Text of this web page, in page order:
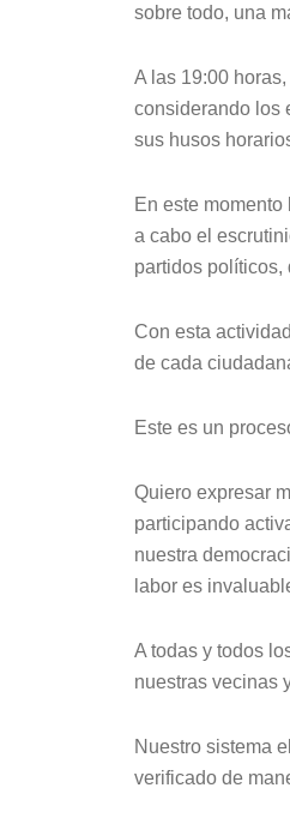
sobre todo, una
A las 19:00
considerando los
sus husos
En este
a cabo el
partidos políticos,
Con esta
de cada
Este es un
Quiero expresar
participando
nuestra
labor es
A todas y todos
nuestras vecinas
Nuestro sistema
verificado de